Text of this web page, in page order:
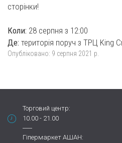
сторінки!
Коли: 28 серпня з 12:00
Де: територія поруч з ТРЦ King
Опубліковано: 9 серпня 2021 р.
Торговий центр:
10.00 - 21.00
Гіпермаркет АШАН: